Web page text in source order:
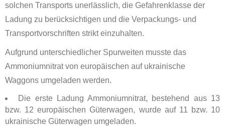
solchen Transports unerlässlich, die Gefahrenklasse der
Ladung zu berücksichtigen und die Verpackungs- und
Transportvorschriften strikt einzuhalten.
Aufgrund unterschiedlicher Spurweiten musste das
Ammoniumnitrat von europäischen auf ukrainische
Waggons umgeladen werden.
Die erste Ladung Ammoniumnitrat, bestehend aus 13
bzw. 12 europäischen Güterwagen, wurde auf 11 bzw. 10
ukrainische Güterwagen umgeladen.